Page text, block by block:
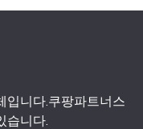
입니다.쿠팡파트너스
습니다.